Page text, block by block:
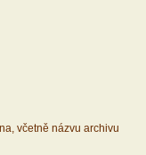
včetně názvu archivu